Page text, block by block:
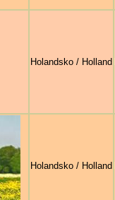
Holandsko / Holland
Holandsko / Holland